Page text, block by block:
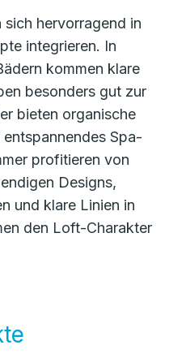
hervorragend in
integrieren. In
kommen klare
besonders gut zur
bieten organische
Spa-
profitieren von
Designs,
und klare Linien in
den Loft-Charakter